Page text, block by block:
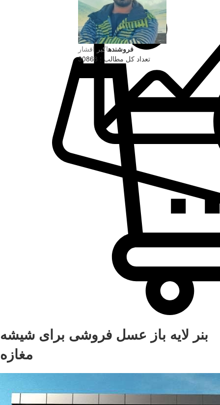
فروشندهاکبر افشار
تعداد کل مطالب : 30868
بنر لایه باز عسل فروشی برای شیشه
مغازه